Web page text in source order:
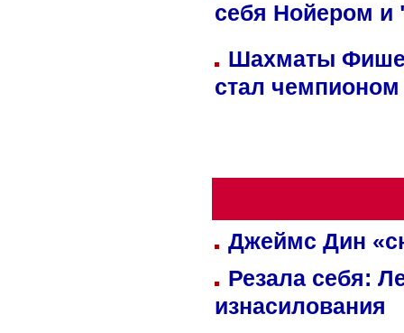
себя Нойером и
Шахматы
стал
Джеймс Дин
Резала себя:
изнасилования